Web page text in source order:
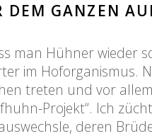
DEM GANZEN
man Hühner wieder
im Hoforganismus.
treten und vor
Projekt“. Ich
deren